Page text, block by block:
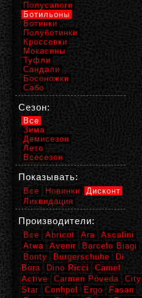
Полусапоги
Ботильоны
Ботинки
Полуботинки
Кроссовки
Мокасины
Туфли
Сандали
Босоножки
Сабо
Сезон:
Все
Зима
Демисезон
Лето
Всесезон
Показывать:
Все Новинки
Дисконт
Ликвидация
Производители:
Все Abricot Ara
Ascalini
Atwa
Avenir
Barcelo Biagi
Bonty
Burgerschuhe
Di
Bora
Dino Ricci
Camel
Active
Carmen Poveda
City
Star
Conhpol Ergo
Fasan